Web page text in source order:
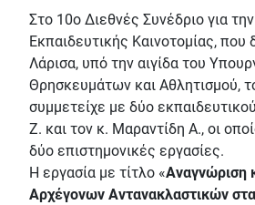
Στο 10ο Διεθνές Συνέδριο για
Εκπαιδευτικής Καινοτομίας, που
Λάρισα, υπό την αιγίδα του
Θρησκευμάτων και Αθλητισμού,
συμμετείχε με δύο
Ζ. και τον κ. Μαραντίδη Α., οι
δύο επιστημονικές εργασίες.
Η εργασία με τίτλο «Αναγνώριση
Αρχέγονων Αντανακλαστικών